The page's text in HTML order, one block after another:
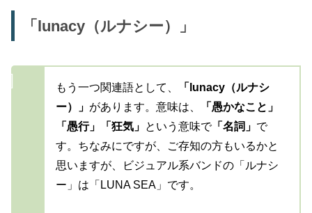
「lunacy（ルナシー）」
もう一つ関連語として、
「lunacy（ルナシ
ー）」 があります。意味は、
「愚かなこと」
「愚行」「狂気」 という意味で「名詞」 で
す。ちなみにですが、ご存知の方もいるかと
思いますが、ビジュアル系バンドの「ルナシ
ー」は「LUNA SEA」です。